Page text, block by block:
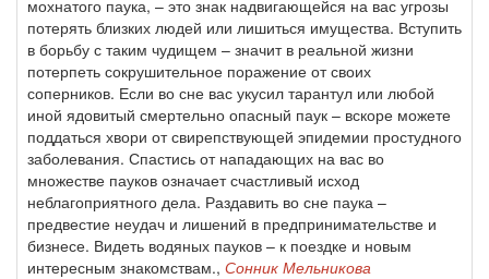
мохнатого паука, – это знак надвигающейся на вас угрозы
потерять близких людей или лишиться имущества. Вступить
в борьбу с таким чудищем – значит в реальной жизни
потерпеть сокрушительное поражение от своих
соперников. Если во сне вас укусил тарантул или любой
иной ядовитый смертельно опасный паук – вскоре можете
поддаться хвори от свирепствующей эпидемии простудного
заболевания. Спастись от нападающих на вас во
множестве пауков означает счастливый исход
неблагоприятного дела. Раздавить во сне паука –
предвестие неудач и лишений в предпринимательстве и
бизнесе. Видеть водяных пауков – к поездке и новым
интересным знакомствам., Сонник Мельникова